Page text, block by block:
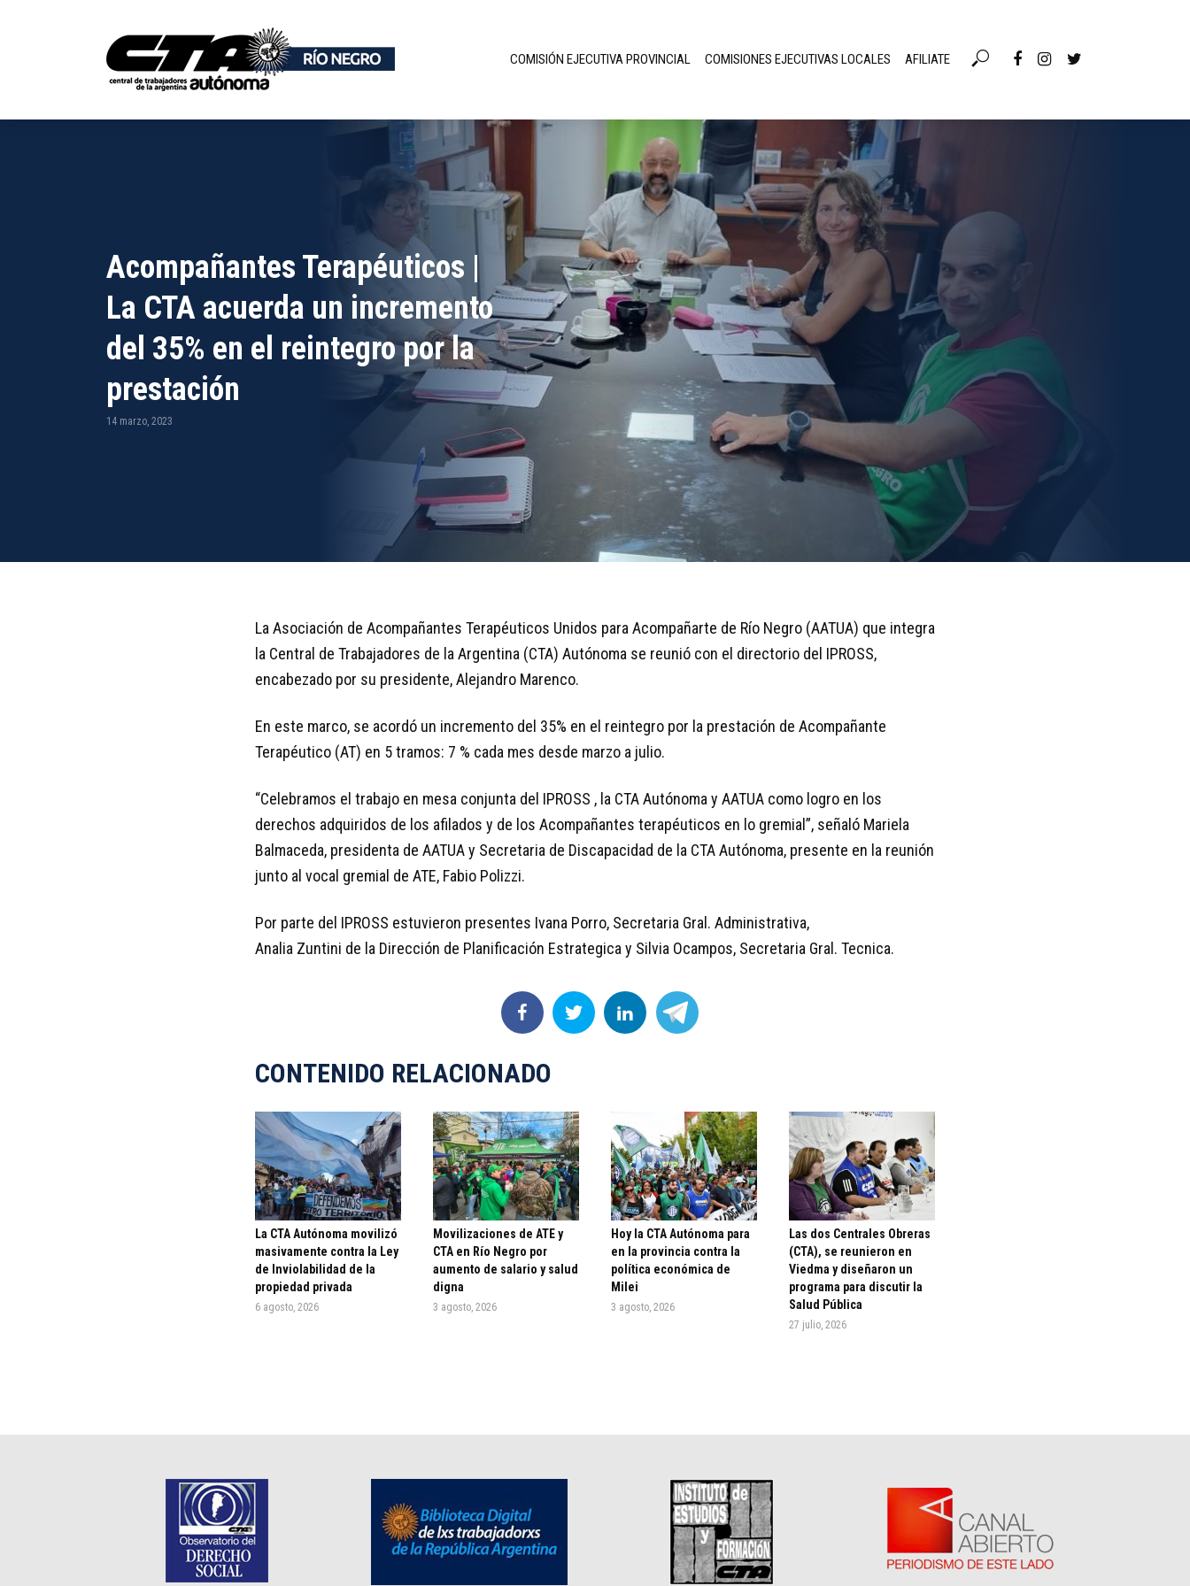
COMISIÓN EJECUTIVA PROVINCIAL COMISIONES EJECUTIVAS LOCALES AFILIATE
Acompañantes Terapéuticos |
La CTA acuerda un incremento
del 35% en el reintegro por la
prestación
14 marzo, 2023
La Asociación de Acompañantes Terapéuticos Unidos para Acompañarte de Río Negro (AATUA) que integra
la Central de Trabajadores de la Argentina (CTA) Autónoma se reunió con el directorio del IPROSS,
encabezado por su presidente, Alejandro Marenco.
En este marco, se acordó un incremento del 35% en el reintegro por la prestación de Acompañante
Terapéutico (AT) en 5 tramos: 7 % cada mes desde marzo a julio.
“Celebramos el trabajo en mesa conjunta del IPROSS , la CTA Autónoma y AATUA como logro en los
derechos adquiridos de los afilados y de los Acompañantes terapéuticos en lo gremial”, señaló Mariela
Balmaceda, presidenta de AATUA y Secretaria de Discapacidad de la CTA Autónoma, presente en la reunión
junto al vocal gremial de ATE, Fabio Polizzi.
Por parte del IPROSS estuvieron presentes Ivana Porro, Secretaria Gral. Administrativa,
Analia Zuntini de la Dirección de Planificación Estrategica y Silvia Ocampos, Secretaria Gral. Tecnica.
CONTENIDO RELACIONADO
La CTA Autónoma movilizó
masivamente contra la Ley
de Inviolabilidad de la
propiedad privada
6 agosto, 2026
Movilizaciones de ATE y
CTA en Río Negro por
aumento de salario y salud
digna
3 agosto, 2026
Hoy la CTA Autónoma para
en la provincia contra la
política económica de
Milei
3 agosto, 2026
Las dos Centrales Obreras
(CTA), se reunieron en
Viedma y diseñaron un
programa para discutir la
Salud Pública
27 julio, 2026